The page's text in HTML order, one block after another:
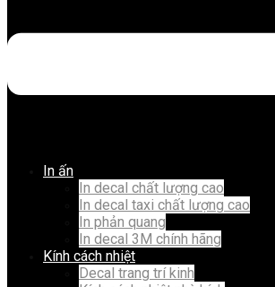
In ấn
In decal chất lượng cao
In decal taxi chất lượng cao
In phản quang
In decal 3M chính hãng
Kính cách nhiệt
Decal trang trí kinh